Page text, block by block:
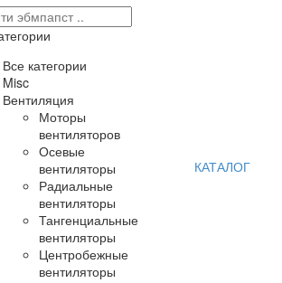
Все категории
Misc
Вентиляция
Моторы
вентиляторов
Осевые
вентиляторы
Радиальные
вентиляторы
Тангенциальные
вентиляторы
Центробежные
вентиляторы
КАТАЛОГ